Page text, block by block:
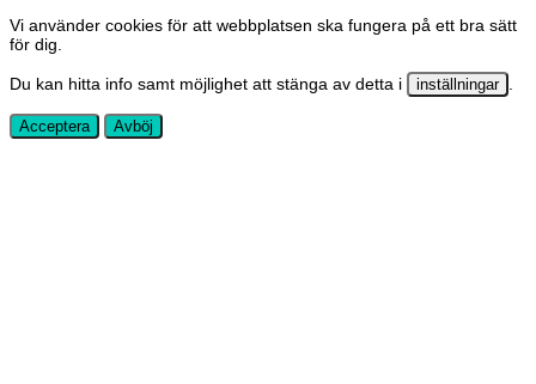
Vi använder cookies för att webbplatsen ska fungera på ett bra sätt
för dig.
Du kan hitta info samt möjlighet att stänga av detta i inställningar
Acceptera Avböj